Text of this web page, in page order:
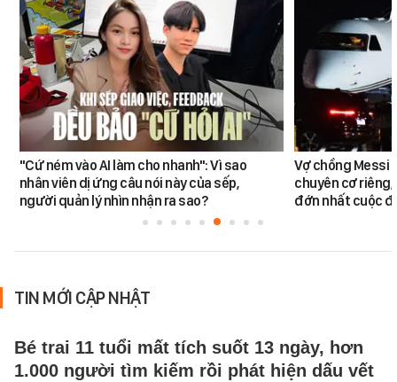
"Cứ ném vào AI làm cho nhanh": Vì sao
nhân viên dị ứng câu nói này của sếp,
người quản lý nhìn nhận ra sao?
Vợ chồng Messi
chuyên cơ
đớn nhất cuộc
TIN MỚI CẬP NHẬT
Bé trai 11 tuổi mất tích suốt 13 ngày, hơn
1.000 người tìm kiếm rồi phát hiện dấu vết